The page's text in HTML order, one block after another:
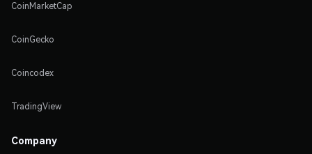
CoinMarketCap
CoinGecko
Coincodex
TradingView
Company